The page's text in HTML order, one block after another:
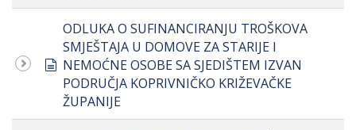
document
ODLUKA O SUFINANCIRANJU TROŠKOVA
SMJEŠTAJA U DOMOVE ZA STARIJE I
NEMOĆNE OSOBE SA SJEDIŠTEM IZVAN
PODRUČJA KOPRIVNIČKO KRIŽEVAČKE
ŽUPANIJE